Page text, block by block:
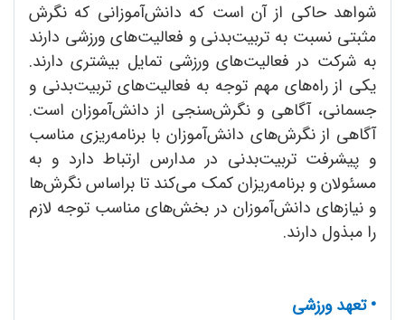
شواهد حاکی از آن است که دانش‌آموزانی که نگرش
مثبتی نسبت به تربیت‌بدنی و فعالیت‌های ورزشی دارند
به شرکت در فعالیت‌های ورزشی تمایل بیشتری دارند.
یکی از راه‌های مهم توجه به فعالیت‌های تربیت‌بدنی و
جسمانی، آگاهی و نگرش‌سنجی از دانش‌آموزان است.
آگاهی از نگرش‌های دانش‌آموزان با برنامه‌ریزی مناسب
و پیشرفت تربیت‌بدنی در مدارس ارتباط دارد و به
مسئولان و برنامه‌ریزان کمک می‌کند تا براساس نگرش‌ها
و نیازهای دانش‌آموزان در بخش‌های مناسب توجه لازم
را مبذول دارند.
•تعهد ورزشی